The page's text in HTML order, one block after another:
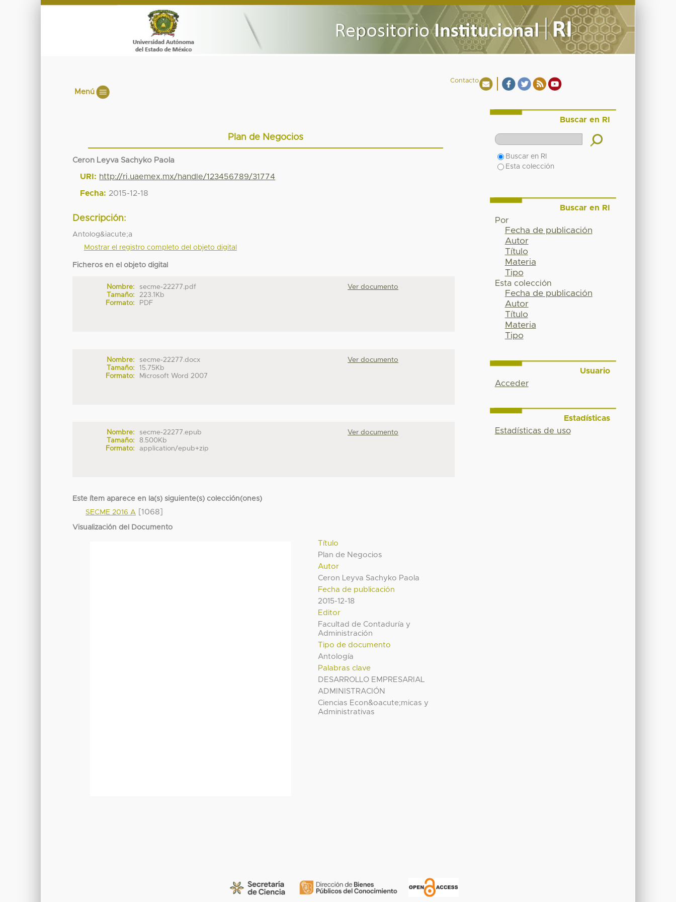
Contacto
Menú
Plan de Negocios
Ceron Leyva Sachyko Paola
URI: http://ri.uaemex.mx/handle/123456789/31774
Fecha: 2015-12-18
Descripción:
Antolog&iacute;a
Mostrar el registro completo del objeto digital
Ficheros en el objeto digital
Nombre:
secme-22277.pdf
Tamaño:
223.1Kb
Formato:
PDF
Ver documento
Nombre:
secme-22277.docx
Tamaño:
15.75Kb
Formato:
Microsoft Word 2007
Ver documento
Nombre:
secme-22277.epub
Tamaño:
8.500Kb
Formato:
application/epub+zip
Ver documento
Este ítem aparece en la(s) siguiente(s) colección(ones)
SECME 2016 A [1068]
Visualización del Documento
Título
Plan de Negocios
Autor
Ceron Leyva Sachyko Paola
Fecha de publicación
2015-12-18
Editor
Facultad de Contaduría y
Administración
Tipo de documento
Antología
Palabras clave
DESARROLLO EMPRESARIAL
ADMINISTRACIÓN
Ciencias Econ&oacute;micas y
Administrativas
Buscar en RI
Buscar en RI
Esta colección
Buscar en RI
Por
Fecha de publicación
Autor
Título
Materia
Tipo
Esta colección
Fecha de publicación
Autor
Título
Materia
Tipo
Usuario
Acceder
Estadísticas
Estadísticas de uso